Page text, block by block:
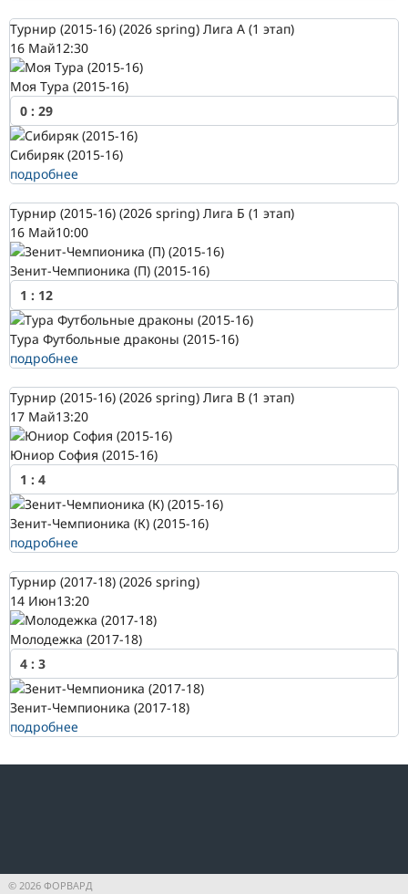
Турнир (2015-16) (2026 spring) Лига А (1 этап)
16 Май12:30
Моя Тура (2015-16)
0 : 29
Сибиряк (2015-16)
подробнее
Турнир (2015-16) (2026 spring) Лига Б (1 этап)
16 Май10:00
Зенит-Чемпионика (П) (2015-16)
1 : 12
Тура Футбольные драконы (2015-16)
подробнее
Турнир (2015-16) (2026 spring) Лига В (1 этап)
17 Май13:20
Юниор София (2015-16)
1 : 4
Зенит-Чемпионика (К) (2015-16)
подробнее
Турнир (2017-18) (2026 spring)
14 Июн13:20
Молодежка (2017-18)
4 : 3
Зенит-Чемпионика (2017-18)
подробнее
© 2026 ФОРВАРД